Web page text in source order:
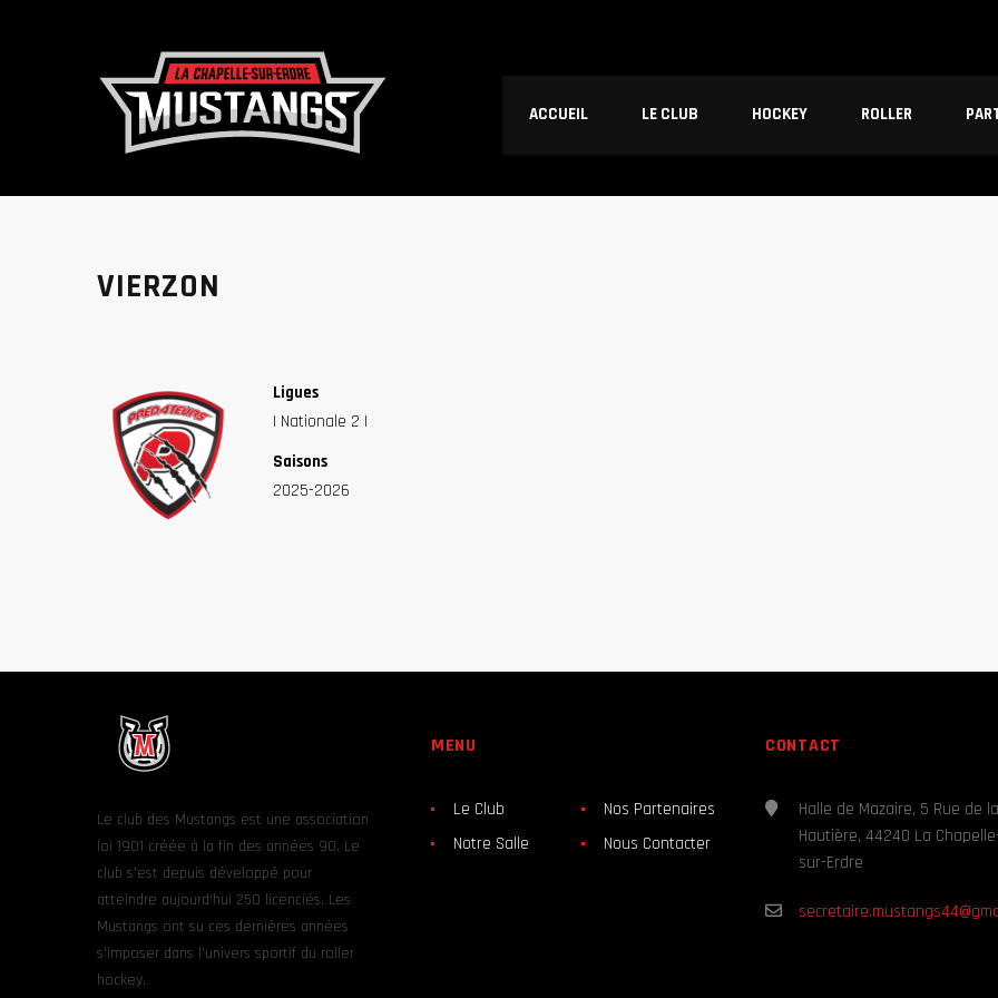
ACCUEIL LE CLUB HOCKEY ROLLER
VIERZON
Ligues
| Nationale 2 |
Saisons
2025-2026
Le club des Mustangs est une association
loi 1901 créée à la fin des années 90. Le
club s’est depuis développé pour
atteindre aujourd’hui 250 licenciés. Les
Mustangs ont su ces dernières années
s’imposer dans l’univers sportif du roller
hockey.
MENU
Le Club
Nos Partenaires
Notre Salle
Nous Contacter
CONTACT
Halle de Mazaire, 5 Rue de la
Hautière, 44240 La
sur-Erdre